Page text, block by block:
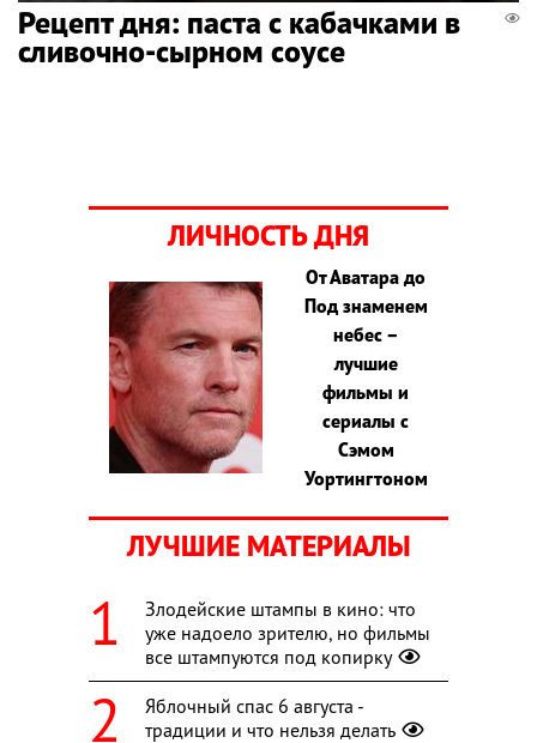
Рецепт дня: паста с кабачками в
сливочно-сырном соусе
ЛИЧНОСТЬ ДНЯ
От Аватара до
Под знаменем
небес –
лучшие
фильмы и
сериалы с
Сэмом
Уортингтоном
ЛУЧШИЕ МАТЕРИАЛЫ
Злодейские штампы в кино: что
уже надоело зрителю, но фильмы
все штампуются под копирку
Яблочный спас 6 августа -
традиции и что нельзя делать